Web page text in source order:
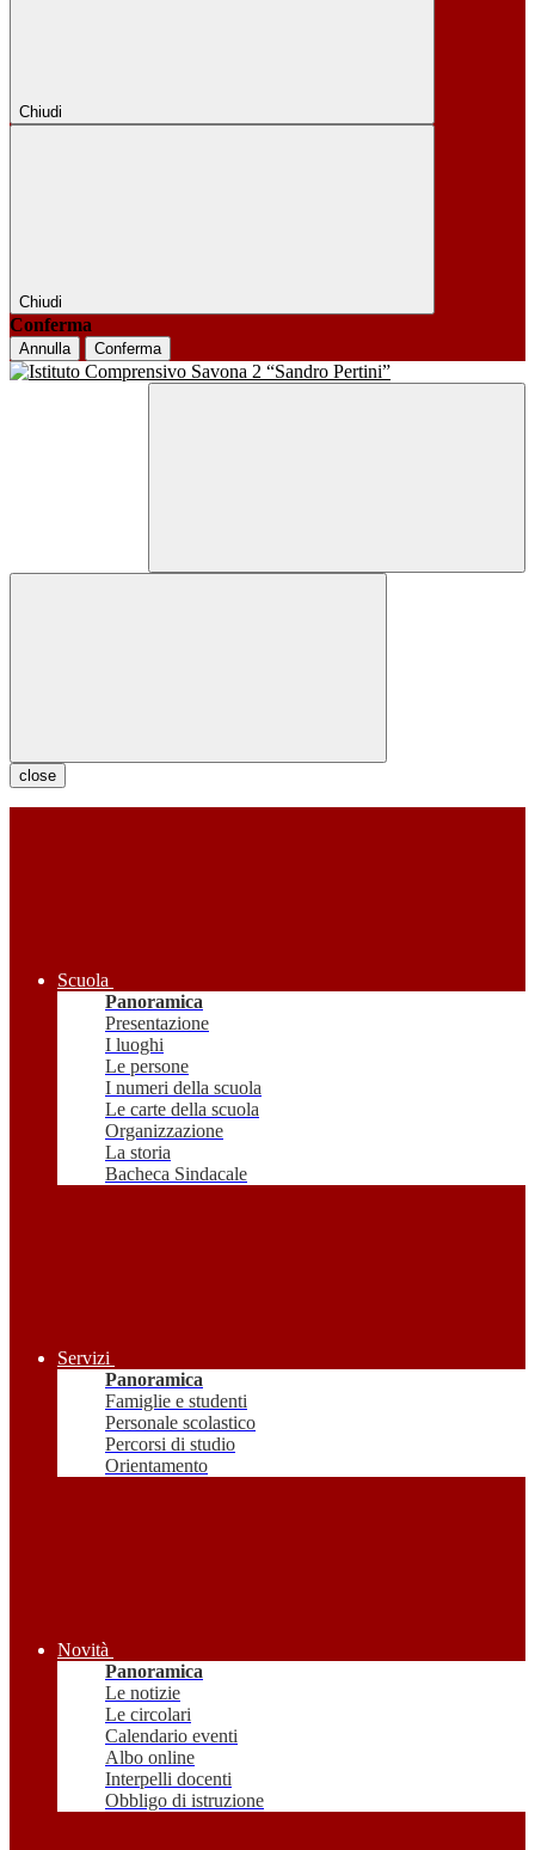
Chiudi
Chiudi
Conferma
Annulla Conferma
close
Scuola
Panoramica
Presentazione
I luoghi
Le persone
I numeri della scuola
Le carte della scuola
Organizzazione
La storia
Bacheca Sindacale
Servizi
Panoramica
Famiglie e studenti
Personale scolastico
Percorsi di studio
Orientamento
Novità
Panoramica
Le notizie
Le circolari
Calendario eventi
Albo online
Interpelli docenti
Obbligo di istruzione